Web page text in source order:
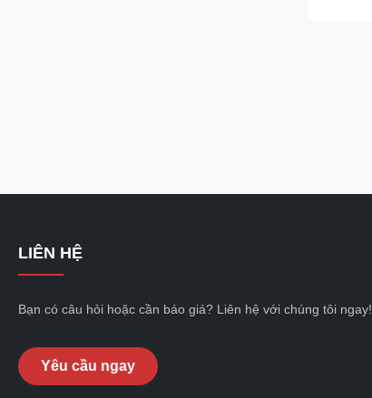
LIÊN HỆ
Bạn có câu hỏi hoặc cần báo giá? Liên hệ với chúng tôi ngay!
Yêu cầu ngay